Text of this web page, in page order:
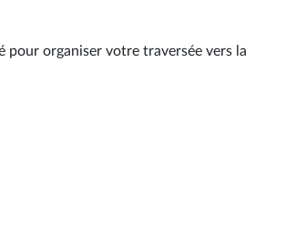
pour organiser votre traversée vers la